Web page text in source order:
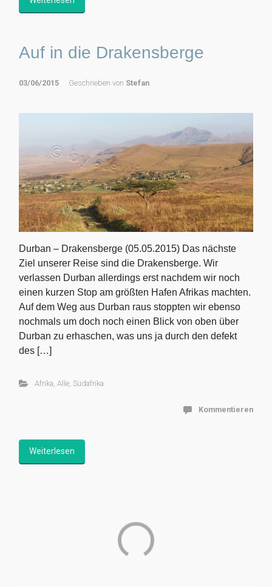
Auf in die Drakensberge
03/06/2015 Geschrieben von Stefan
Durban – Drakensberge (05.05.2015) Das nächste
Ziel unserer Reise sind die Drakensberge. Wir
verlassen Durban allerdings erst nachdem wir noch
einen kurzen Stop am größten Hafen Afrikas machten.
Auf dem Weg aus Durban raus stoppten wir ebenso
nochmals um doch noch einen Blick von oben über
Durban zu erhaschen, was uns ja durch den defekt
des […]
Afrika Alle, Südafrika
Kommentieren
Weiterlesen